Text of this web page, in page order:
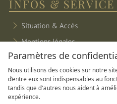
Paramètres de
Nous utilisons des cookies sur notre
d’entre eux sont indispensables au
tandis que d'autres nous aident à
expérience.
INFOS & SERVICE
Situation & Accès
Mentions légales
Protection des données
Paramètres de confidentialité
Plan du site